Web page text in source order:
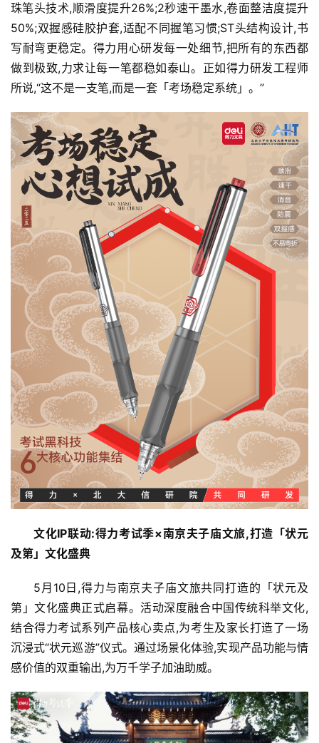
首
页
珠笔头技术,顺滑度提升26%;2秒速干墨水,卷面整洁度提升
50%;双握感硅胶护套,适配不同握笔习惯;ST头结构设计,书
写耐弯更稳定。得力用心研发每一处细节,把所有的东西都
做到极致,力求让每一笔都稳如泰山。正如得力研发工程师
所说,“这不是一支笔,而是一套「考场稳定系统」。”
文化IP联动:得力考试季×南京夫子庙文旅,打造「状元
及第」文化盛典
5月10日,得力与南京夫子庙文旅共同打造的「状元及
第」文化盛典正式启幕。活动深度融合中国传统科举文化,
结合得力考试系列产品核心卖点,为考生及家长打造了一场
沉浸式“状元巡游”仪式。通过场景化体验,实现产品功能与情
感价值的双重输出,为万千学子加油助威。